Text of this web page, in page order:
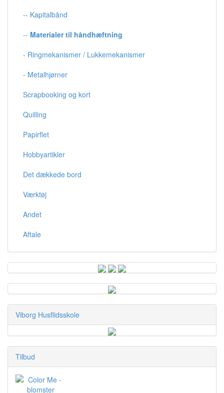
-- Kapitalbånd
-- Materialer til håndhæftning
- Ringmekanismer / Lukkemekanismer
- Metalhjørner
Scrapbooking og kort
Quilling
Papirflet
Hobbyartikler
Det dækkede bord
Værktøj
Andet
Aftale
Viborg Husflidsskole
Tilbud